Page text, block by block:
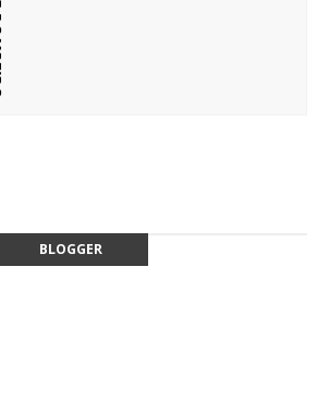
BLOGGER